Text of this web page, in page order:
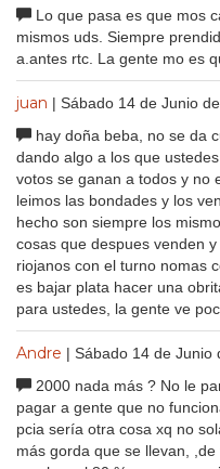
Lo que pasa es que mos
mismos uds. Siempre
a.antes rtc. La gente mo es
juan | Sábado 14 de Junio
hay doña beba, no se da
dando algo a los que
votos se ganan a todos y no
leimos las bondades y los
hecho son siempre los
cosas que despues venden
riojanos con el turno nomas
es bajar plata hacer una
para ustedes, la gente ve
Andre | Sábado 14 de Junio
2000 nada más ? No le
pagar a gente que no
pcia sería otra cosa xq no
más gorda que se llevan,